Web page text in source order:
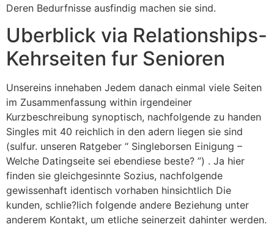
Deren Bedurfnisse ausfindig machen sie sind.
Uberblick via Relationships-
Kehrseiten fur Senioren
Unsereins innehaben Jedem danach einmal viele Seiten
im Zusammenfassung within irgendeiner
Kurzbeschreibung synoptisch, nachfolgende zu handen
Singles mit 40 reichlich in den adern liegen sie sind
(sulfur. unseren Ratgeber “ Singleborsen Einigung –
Welche Datingseite sei ebendiese beste? ”) . Ja hier
finden sie gleichgesinnte Sozius, nachfolgende
gewissenhaft identisch vorhaben hinsichtlich Die
kunden, schlie?lich folgende andere Beziehung unter
anderem Kontakt, um etliche seinerzeit dahinter werden.